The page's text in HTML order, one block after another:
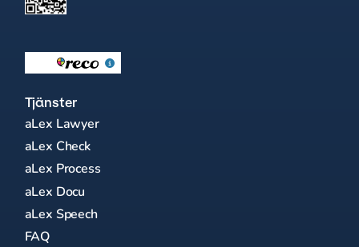
Tjänster
aLex Lawyer
aLex Check
aLex Process
aLex Docu
aLex Speech
FAQ